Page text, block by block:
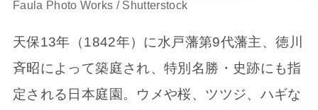
Faula Photo Works / Shutterstock
天保13年（1842年）に水戸藩第9代藩主、徳川
斉昭によって築庭され、特別名勝・史跡にも指
定される日本庭園。ウメや桜、ツツジ、ハギな